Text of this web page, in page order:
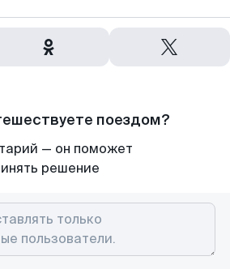
поездом?
— он поможет
решение